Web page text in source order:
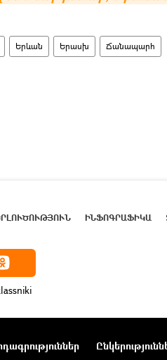
Երևան Երասխ Ճանապարհ
ԻՆՖՈԳՐԱՖԻԿԱ